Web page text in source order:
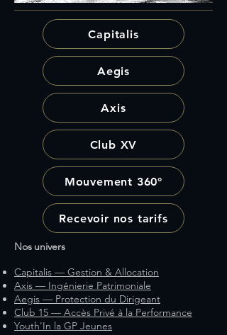
Capitalis
Aegis
Axis
Club XV
Mouvement 360°
Recevoir nos tarifs
Nos univers
Capitalis — Gestion & Allocation
Axis — Ingénierie Patrimoniale
Aegis — Protection du Dirigeant
Club 15 — Accès Privé à la Performance
Youth'In la GP Jeunes